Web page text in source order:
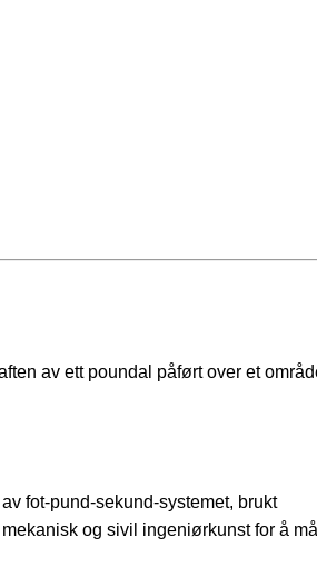
av ett poundal påført over et
fot-pund-sekund-systemet, brukt
og sivil ingeniørkunst for å